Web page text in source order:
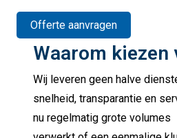
Offerte aanvragen
Waarom kiezen
Wij leveren geen halve
snelheid, transparantie en
nu regelmatig grote volumes